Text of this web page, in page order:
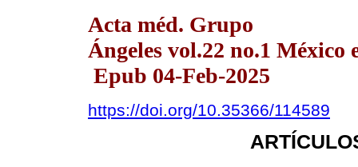
Acta méd. Grupo
Ángeles vol.22 no.1 México
Epub 04-Feb-2025
https://doi.org/10.35366/114589